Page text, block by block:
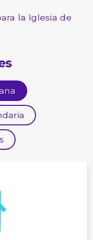
la Iglesia de